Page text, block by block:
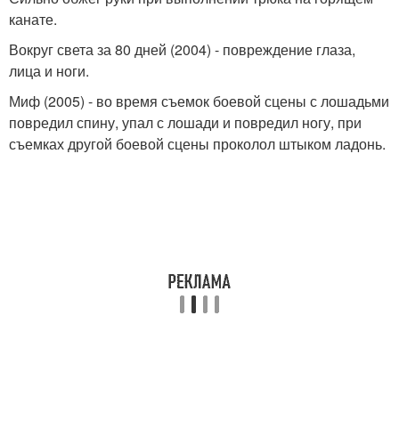
канате.
Вокруг света за 80 дней (2004) - повреждение глаза,
лица и ноги.
Миф (2005) - во время съемок боевой сцены с лошадьми
повредил спину, упал с лошади и повредил ногу, при
съемках другой боевой сцены проколол штыком ладонь.